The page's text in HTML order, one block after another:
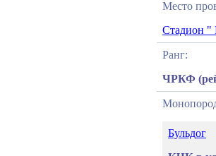
Место
Стадион "
Ранг:
ЧРКФ
Бульдог